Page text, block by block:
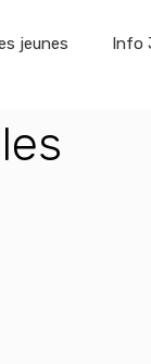
jeunes Info